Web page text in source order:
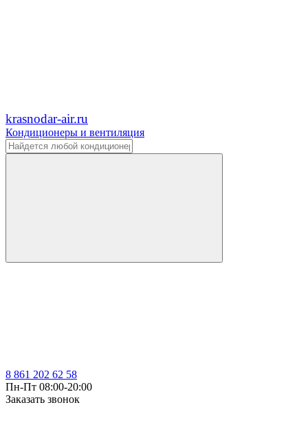
krasnodar-air.ru
Кондиционеры и вентиляция
8 861 202 62 58
Пн-Пт 08:00-20:00
Заказать звонок